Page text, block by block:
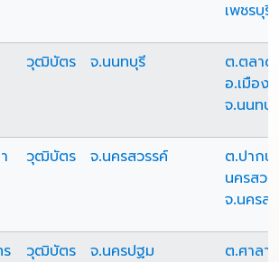
เพชรบุรี
วุฒิบัตร จ.นนทบุรี
ต.ตลา
อ.เมือง
จ.นนทบุรี
วุฒิบัตร จ.นครสวรรค์
ต.ปากน้
นครสวร
จ.นครส
วุฒิบัตร จ.นครปฐม
ต.ศาลา